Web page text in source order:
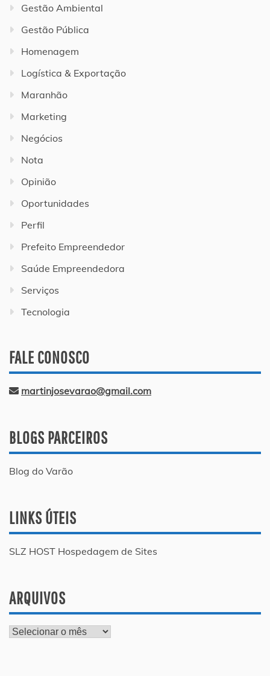
Gestão Ambiental
Gestão Pública
Homenagem
Logística & Exportação
Maranhão
Marketing
Negócios
Nota
Opinião
Oportunidades
Perfil
Prefeito Empreendedor
Saúde Empreendedora
Serviços
Tecnologia
FALE CONOSCO
martinjosevarao@gmail.com
BLOGS PARCEIROS
Blog do Varão
LINKS ÚTEIS
SLZ HOST Hospedagem de Sites
ARQUIVOS
Arquivos